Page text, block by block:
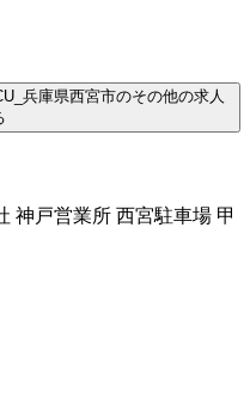
兵庫県西宮市のその他の求人
神戸営業所 西宮駐車場 甲